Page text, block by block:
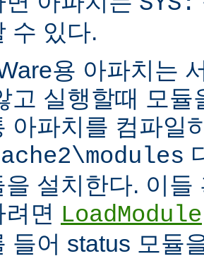
수 있다.
용 아파치는
고 실행할때 모듈
아파치를 컴파일
을 설치한다. 이
면 LoadModule
들어 status 모듈